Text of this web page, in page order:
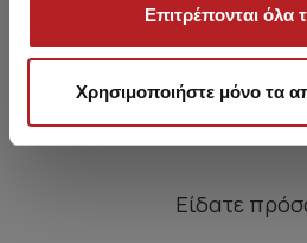
Επιτρέπονται όλα
Χρησιμοποιήστε μόνο τα
πλαϊνά δεσίματα
11,45 €
Είδατε